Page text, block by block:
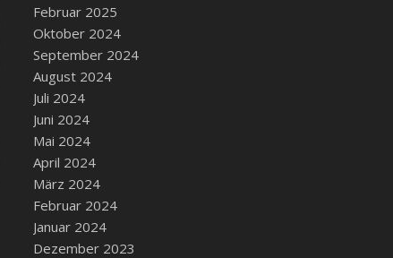
Februar 2025
Oktober 2024
September 2024
August 2024
Juli 2024
Juni 2024
Mai 2024
April 2024
März 2024
Februar 2024
Januar 2024
Dezember 2023